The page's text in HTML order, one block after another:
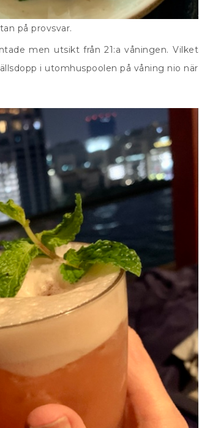
på provsvar.
men utsikt från 21:a våningen. Vilket
i utomhuspoolen på våning nio när